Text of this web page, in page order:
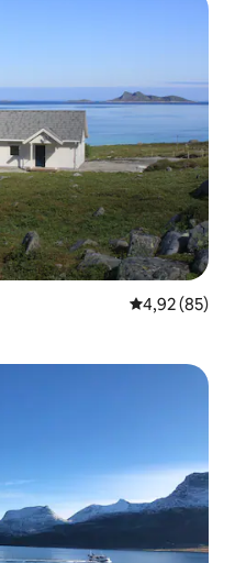
4,92 av 5 i
4,92 (85)